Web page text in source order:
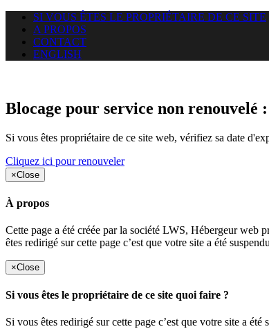
SI VOUS ÊTES LE PROPRIÉTAIRE DE CE SITE
A PROPOS
CONTACT
ENGLISH
Blocage pour service non renouvelé :
Si vous êtes propriétaire de ce site web, vérifiez sa date
Cliquez ici pour renouveler
×Close
À propos
Cette page a été créée par la société LWS, Hébergeur
êtes redirigé sur cette page c’est que votre site a été
×Close
Si vous êtes le propriétaire de ce site quoi faire ?
Si vous êtes redirigé sur cette page c’est que votre site a été